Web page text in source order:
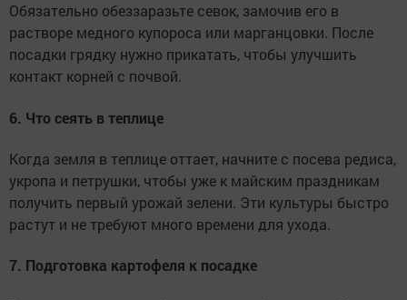
Обязательно обеззаразьте севок, замочив его в
растворе медного купороса или марганцовки. После
посадки грядку нужно прикатать, чтобы улучшить
контакт корней с почвой.
6. Что сеять в теплице
Когда земля в теплице оттает, начните с посева редиса,
укропа и петрушки, чтобы уже к майским праздникам
получить первый урожай зелени. Эти культуры быстро
растут и не требуют много времени для ухода.
7. Подготовка картофеля к посадке